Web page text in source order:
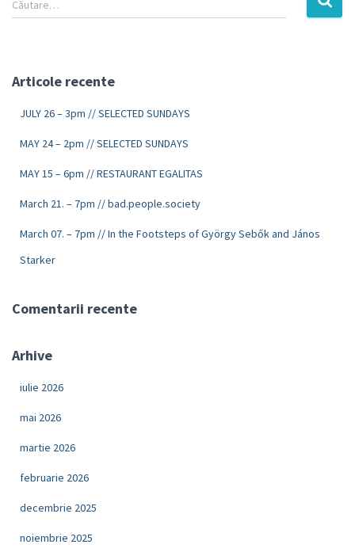
Căutare…
Articole recente
JULY 26 – 3pm // SELECTED SUNDAYS
MAY 24 – 2pm // SELECTED SUNDAYS
MAY 15 – 6pm // RESTAURANT EGALITAS
March 21. – 7pm // bad.people.society
March 07. – 7pm // In the Footsteps of György Sebők and János
Starker
Comentarii recente
Arhive
iulie 2026
mai 2026
martie 2026
februarie 2026
decembrie 2025
noiembrie 2025